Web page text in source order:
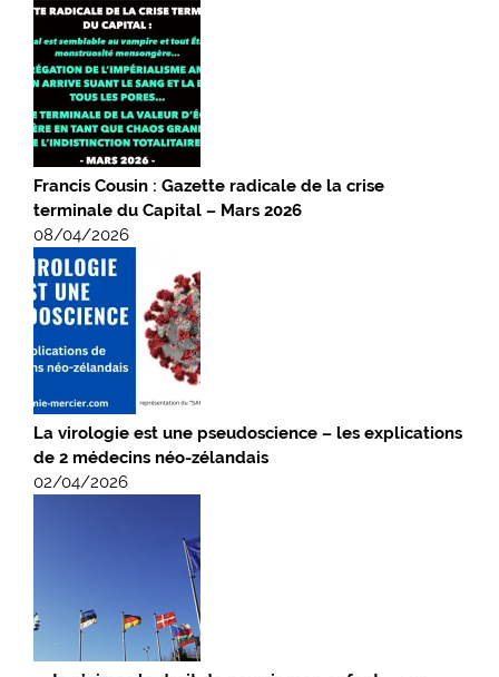
Francis Cousin : Gazette radicale de la crise
terminale du Capital – Mars 2026
08/04/2026
La virologie est une pseudoscience – les explications
de 2 médecins néo-zélandais
02/04/2026